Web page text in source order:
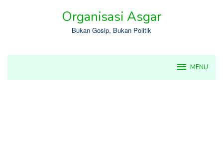
Organisasi Asgar
Bukan Gosip, Bukan Politik
MENU